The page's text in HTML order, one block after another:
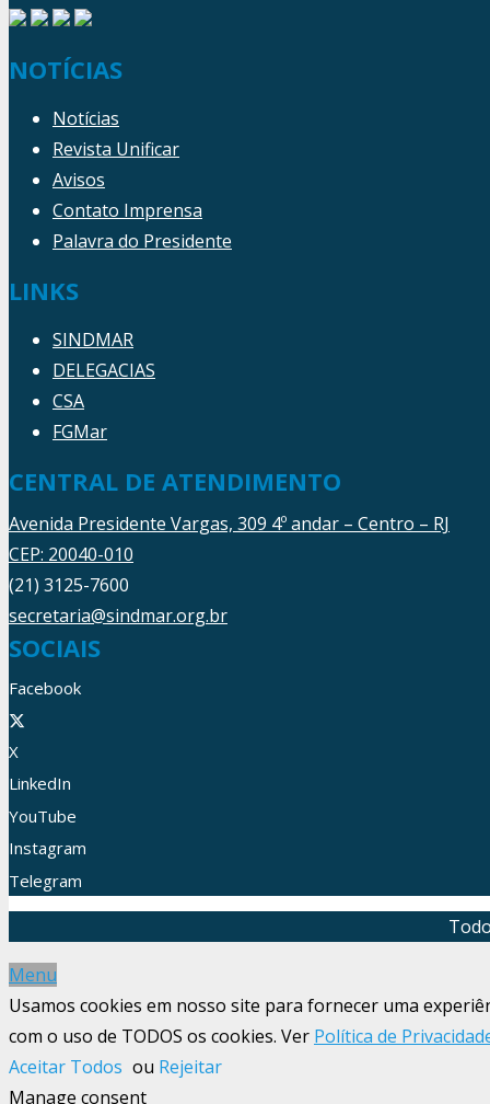
NOTÍCIAS
Notícias
Revista Unificar
Avisos
Contato Imprensa
Palavra do Presidente
LINKS
SINDMAR
DELEGACIAS
CSA
FGMar
CENTRAL DE ATENDIMENTO
Avenida Presidente Vargas, 309 4º andar – Centro – RJ
CEP: 20040-010
(21) 3125-7600
secretaria@sindmar.org.br
SOCIAIS
Facebook
X
LinkedIn
YouTube
Instagram
Telegram
Menu
Usamos cookies em nosso site para fornecer uma
com o uso de TODOS os cookies. Ver Política de
Aceitar Todos ou Rejeitar
Manage consent